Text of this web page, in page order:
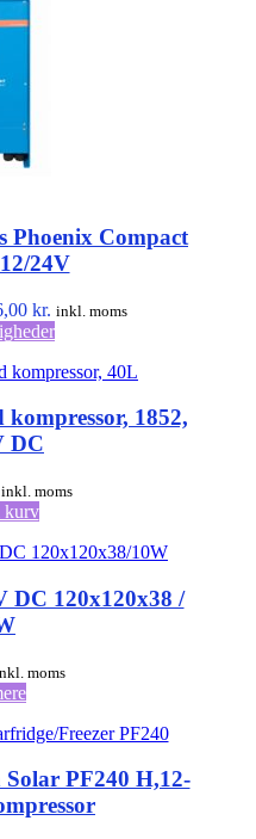
Phoenix Compact
24V
kr. Prisinterval:
4.927,00 kr.
5.186,00 kr.
inkl. moms
Dette
har
varianter.
på
1852,
DC
inkl. moms
DC 120x120x38 /
moms
Solar PF240 H,12-